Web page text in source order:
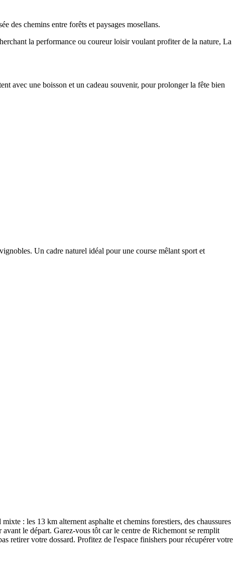
des chemins entre forêts et paysages mosellans.
la performance ou coureur loisir voulant profiter de la nature, La
avec une boisson et un cadeau souvenir, pour prolonger la fête bien
Un cadre naturel idéal pour une course mêlant sport et
: les 13 km alternent asphalte et chemins forestiers, des chaussures
le départ. Garez-vous tôt car le centre de Richemont se remplit
retirer votre dossard. Profitez de l'espace finishers pour récupérer votre